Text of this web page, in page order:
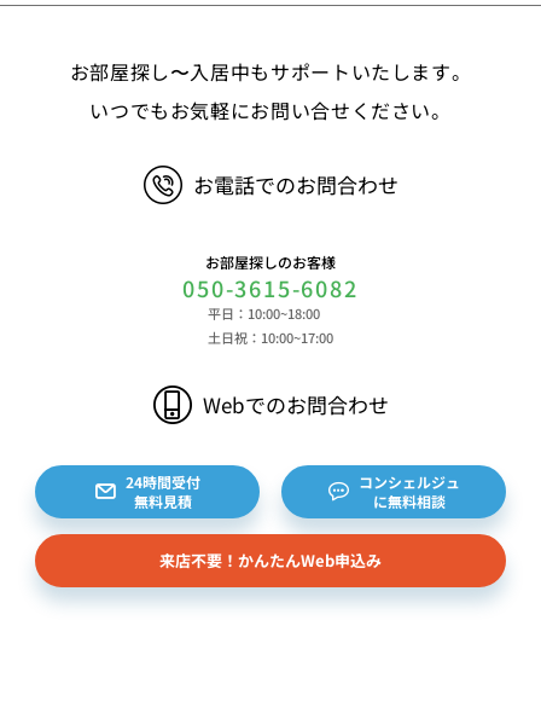
等 ③決済に関する情報 クレジットカードに関す
ービスのご利用に際して取得する情報 端末識別
子、広告識別子、IPアドレス、クッキーデータおよ
閲覧時刻、リファラー情報ならびにクッキーIDや広
対するお問い合わせ・ご連絡等に関する情報等 ま
た、お客様の個人情報は、弊社のデータベースシス
テムに登録されます。登録されるお客様の個人情報
積書等をもとに登録されます。 （2）弊社と賃貸
借契約を締結している不動産所有者様および所有者
約等のお問合せをいただいた個人または企業、イン
ターネット上の不動産オーナーサイト等からの査定
依頼者、 公開情報などから取得した不動産所有者
様（以下総称して「オーナー様」といいます）の個
人情報を取得します。取得する個人情報は、上記
お部屋探し〜入居中もサポートいたします。
いつでもお気軽にお問い合せください。
お電話でのお問合わせ
お部屋探しのお客様
050-3615-6082
平日：10:00~18:00
土日祝：10:00~17:00
Webでのお問合わせ
24時間受付
無料見積
コンシェルジュ
に無料相談
来店不要！かんたんWeb申込み